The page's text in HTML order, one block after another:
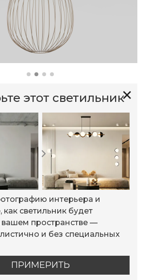
✕
этот светильник
интерьера и
как светильник будет
вашем пространстве —
и без специальных
ПРИМЕРИТЬ